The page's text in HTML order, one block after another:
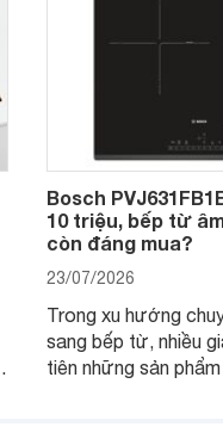
Bosch
10 triệu, bếp từ
còn đáng mua?
23/07/2026
Trong xu hướng
sang bếp từ, nhiều
tiên những sản